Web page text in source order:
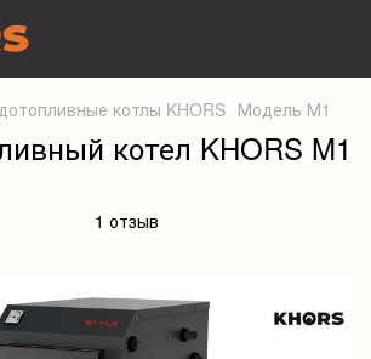
котлы KHORS Модель М1
котел KHORS M1
1 отзыв